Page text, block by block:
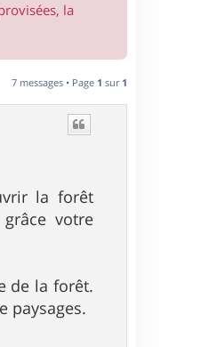
la
7 messages • Page 1 sur 1
la forêt
votre
de la forêt.
paysages.